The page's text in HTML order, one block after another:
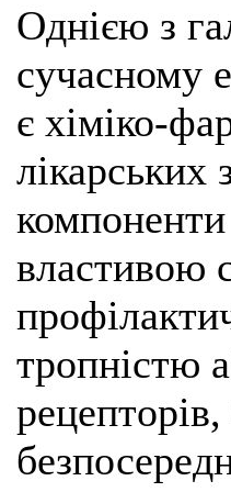
Однією з
сучасному
є хіміко-
лікарських
властивою
тропністю